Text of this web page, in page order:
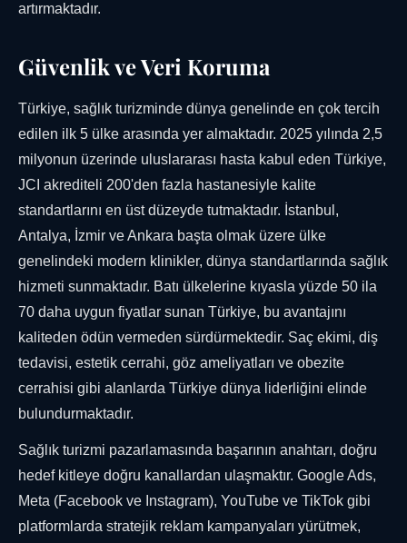
artırmaktadır.
Güvenlik ve Veri Koruma
Türkiye, sağlık turizminde dünya genelinde en çok tercih
edilen ilk 5 ülke arasında yer almaktadır. 2025 yılında 2,5
milyonun üzerinde uluslararası hasta kabul eden Türkiye,
JCI akrediteli 200'den fazla hastanesiyle kalite
standartlarını en üst düzeyde tutmaktadır. İstanbul,
Antalya, İzmir ve Ankara başta olmak üzere ülke
genelindeki modern klinikler, dünya standartlarında sağlık
hizmeti sunmaktadır. Batı ülkelerine kıyasla yüzde 50 ila
70 daha uygun fiyatlar sunan Türkiye, bu avantajını
kaliteden ödün vermeden sürdürmektedir. Saç ekimi, diş
tedavisi, estetik cerrahi, göz ameliyatları ve obezite
cerrahisi gibi alanlarda Türkiye dünya liderliğini elinde
bulundurmaktadır.
Sağlık turizmi pazarlamasında başarının anahtarı, doğru
hedef kitleye doğru kanallardan ulaşmaktır. Google Ads,
Meta (Facebook ve Instagram), YouTube ve TikTok gibi
platformlarda stratejik reklam kampanyaları yürütmek,